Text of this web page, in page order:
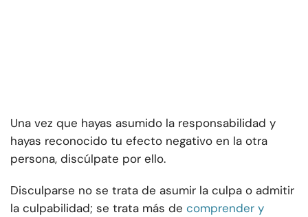
Una vez que hayas asumido la responsabilidad y
hayas reconocido tu efecto negativo en la otra
persona, discúlpate por ello.
Disculparse no se trata de asumir la culpa o admitir
la culpabilidad; se trata más de comprender y